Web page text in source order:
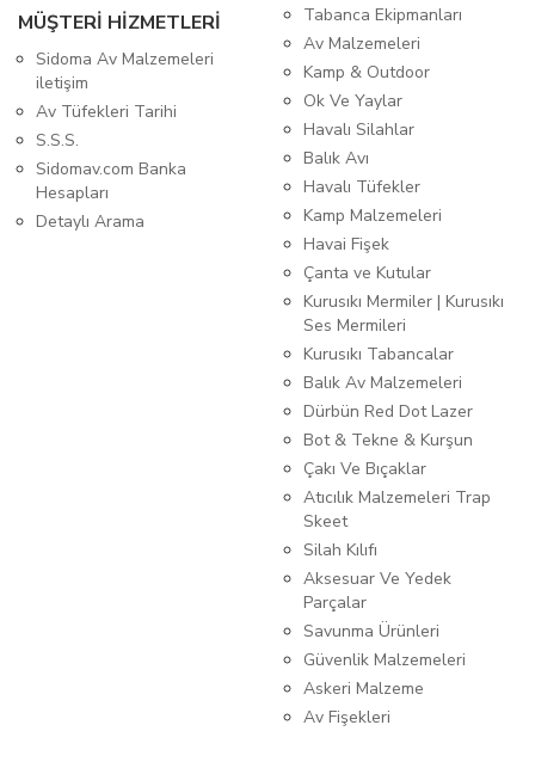
MÜŞTERİ HİZMETLERİ
Sidoma Av Malzemeleri
iletişim
Av Tüfekleri Tarihi
S.S.S.
Sidomav.com Banka
Hesapları
Detaylı Arama
Tabanca Ekipmanları
Av Malzemeleri
Kamp & Outdoor
Ok Ve Yaylar
Havalı Silahlar
Balık Avı
Havalı Tüfekler
Kamp Malzemeleri
Havai Fişek
Çanta ve Kutular
Kurusıkı Mermiler | Kurusıkı
Ses Mermileri
Kurusıkı Tabancalar
Balık Av Malzemeleri
Dürbün Red Dot Lazer
Bot & Tekne & Kurşun
Çakı Ve Bıçaklar
Atıcılık Malzemeleri Trap
Skeet
Silah Kılıfı
Aksesuar Ve Yedek
Parçalar
Savunma Ürünleri
Güvenlik Malzemeleri
Askeri Malzeme
Av Fişekleri